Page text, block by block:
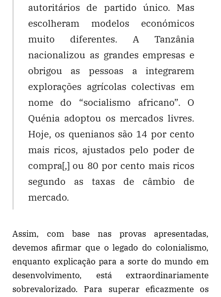
autoritários de partido único. Mas
escolheram modelos económicos
muito diferentes. A Tanzânia
nacionalizou as grandes empresas e
obrigou as pessoas a integrarem
explorações agrícolas colectivas em
nome do “socialismo africano”. O
Quénia adoptou os mercados livres.
Hoje, os quenianos são 14 por cento
mais ricos, ajustados pelo poder de
compra[,] ou 80 por cento mais ricos
segundo as taxas de câmbio de
mercado.
Assim, com base nas provas apresentadas,
devemos afirmar que o legado do colonialismo,
enquanto explicação para a sorte do mundo em
desenvolvimento, está extraordinariamente
sobrevalorizado. Para superar eficazmente os